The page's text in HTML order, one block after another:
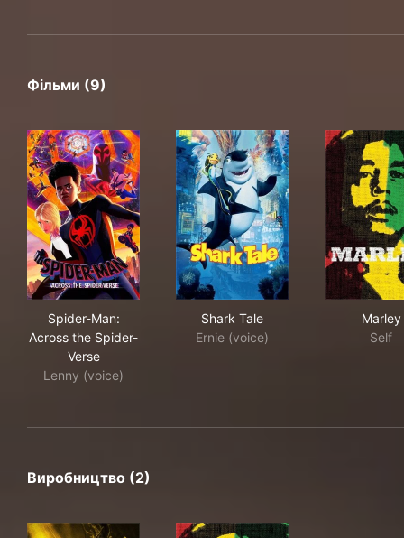
Фільми (9)
Spider-Man:
Across the Spider-
Verse
Lenny (voice)
Shark Tale
Ernie (voice)
Marley
Self
Виробництво (2)